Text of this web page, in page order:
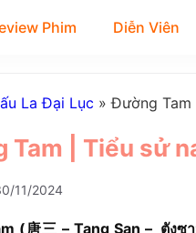
Phim Diễn Viên
La Đại Lục »Đường Tam
Tam | Tiểu sử
11/2024